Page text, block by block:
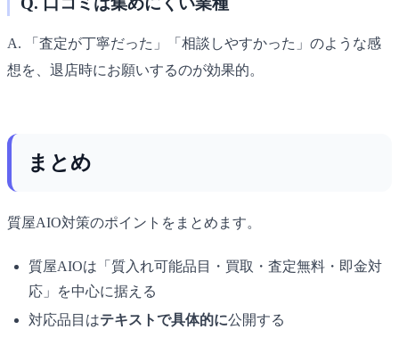
A. 「査定が丁寧だった」「相談しやすかった」のような感
想を、退店時にお願いするのが効果的。
まとめ
質屋AIO対策のポイントをまとめます。
質屋AIOは「質入れ可能品目・買取・査定無料・即金対
応」を中心に据える
対応品目はテキストで具体的に公開する